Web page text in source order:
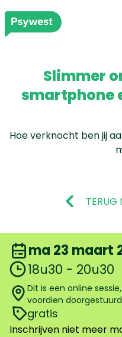
Slimmer
smartphone
Hoe verknocht ben jij
TERUG
ma 23 maart
18u30 - 20u30
Dit is een online
voordien
gratis
Inschrijven niet meer